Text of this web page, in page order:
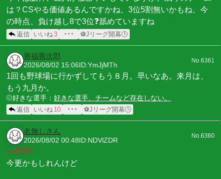
は？CSやる価値あるんですかね、3位5割無いかもね、今
の時点、負け越し8で3位❓舐めていますね
返信 いいね 3 ･･･ ⚽Jリーグ開幕🕒
善福善次郎
2026/08/02 15:06 ID:YmJjMTh
No.6361
1回も野球場に行かずしてもう８月。早いなあ。来月は、
もう九月か。
⚾️好きな選手： 好きな選手、チームなど存在しない。
返信 いいね 10 ･･･ ⚽Jリーグ開幕🕒
名無しさん
2026/08/02 00:48 ID:NDVlZDR
No.6360
>>6352
今更かもしれんけど